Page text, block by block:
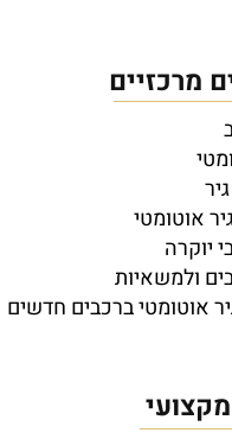
מרכזיים
אוטומטי
יוקרה
ולמשאיות
אוטומטי ברכבים חדשים